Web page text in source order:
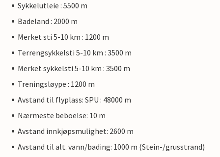
Sykkelutleie : 5500 m
Badeland : 2000 m
Merket sti 5-10 km : 1200 m
Terrengsykkelsti 5-10 km : 3500 m
Merket sykkelsti 5-10 km : 3500 m
Treningsløype : 1200 m
Avstand til flyplass: SPU : 48000 m
Nærmeste beboelse: 10 m
Avstand innkjøpsmulighet: 2600 m
Avstand til alt. vann/bading: 1000 m (Stein-/grusstrand)